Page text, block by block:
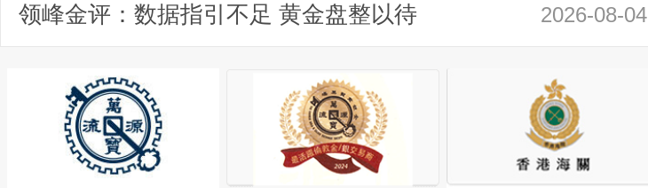
领峰金评：数据指引不足 黄金盘整以待 2026-08-04